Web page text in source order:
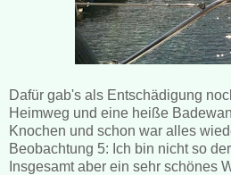
Dafür gab's als Entschädigung
Heimweg und eine heiße
Knochen und schon war alles
Beobachtung 5: Ich bin nicht so
Insgesamt aber ein sehr schönes